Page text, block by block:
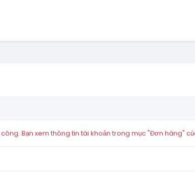
Bạn xem thông tin tài khoản trong mục "Đơn hàng"